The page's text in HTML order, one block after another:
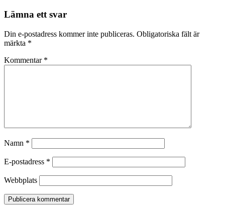
Lämna ett svar
Din e-postadress kommer inte publiceras. Obligatoriska fält är
märkta *
Kommentar *
Namn *
E-postadress *
Webbplats